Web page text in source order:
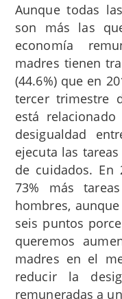
Aunque todas
son más las
economía
madres tienen
(44.6%) que en
tercer trimestre
está
desigualdad
ejecuta las
de cuidados. En
73% más
hombres,
seis puntos
queremos
madres en el
reducir la
remuneradas a